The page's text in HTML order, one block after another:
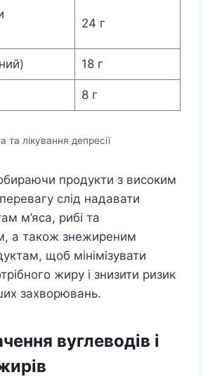
24 г
18 г
8 г
та лікування депресії
продукти з високим
слід надавати
м’яса, рибі та
а також знежиреним
щоб мінімізувати
жиру і знизити ризик
захворювань.
вуглеводів і